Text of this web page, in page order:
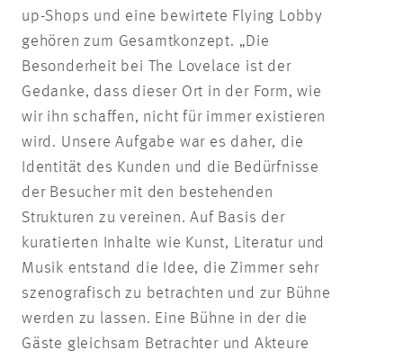
up-Shops und eine bewirtete Flying Lobby
gehören zum Gesamtkonzept. „Die
Besonderheit bei The Lovelace ist der
Gedanke, dass dieser Ort in der Form, wie
wir ihn schaffen, nicht für immer existieren
wird. Unsere Aufgabe war es daher, die
Identität des Kunden und die Bedürfnisse
der Besucher mit den bestehenden
Strukturen zu vereinen. Auf Basis der
kuratierten Inhalte wie Kunst, Literatur und
Musik entstand die Idee, die Zimmer sehr
szenografisch zu betrachten und zur Bühne
werden zu lassen. Eine Bühne in der die
Gäste gleichsam Betrachter und Akteure